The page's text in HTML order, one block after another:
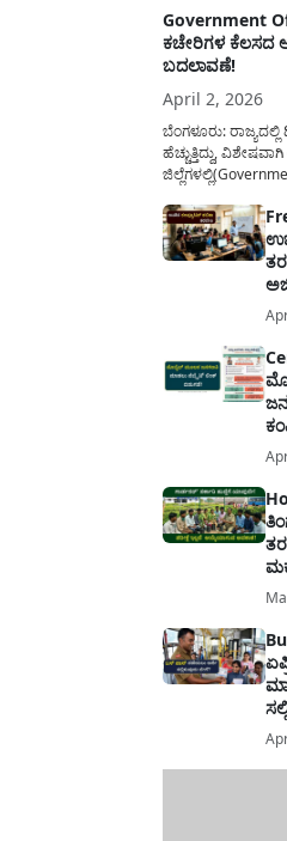
Government
ಕಚೇರಿಗಳ ಕೆಲಸದ
ಬದಲಾವಣೆ!
April 2, 2026
ಬೆಂಗಳೂರು:
ಹೆಚ್ಚುತ್ತಿದ್ದು,
ಹಿನ್ನೆಲೆಯಲ್ಲಿ ಸರ್ಕಾರಿ
ಸಾರ್ವಜನಿಕರ
ಮಹತ್ವದ
ಮತ್ತು ಕಲ್ಯಾಣ